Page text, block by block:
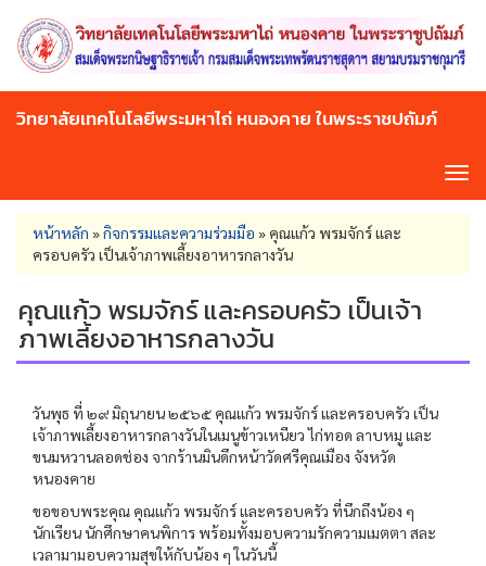
main
content
วิทยาลัยเทคโนโลยีพระมหาไถ่ หนองคาย ในพระราชปถัมภ์
You
are
here
หน้าหลัก »กิจกรรมและความร่วมมือ » คุณแก้ว พรมจักร์ และ
ครอบครัว เป็นเจ้าภาพเลี้ยงอาหารกลางวัน
คุณแก้ว พรมจักร์ และครอบครัว เป็นเจ้า
ภาพเลี้ยงอาหารกลางวัน
วันพุธ ที่ ๒๙ มิถุนายน ๒๕๖๕ คุณแก้ว พรมจักร์ และครอบครัว เป็น
เจ้าภาพเลี้ยงอาหารกลางวันในเมนูข้าวเหนียว ไก่ทอด ลาบหมู และ
ขนมหวานลอดช่อง จากร้านมินดึกหน้าวัดศรีคุณเมือง จังหวัด
หนองคาย
ขอขอบพระคุณ คุณแก้ว พรมจักร์ และครอบครัว ที่นึกถึงน้อง ๆ
นักเรียน นักศึกษาคนพิการ พร้อมทั้งมอบความรักความเมตตา สละ
เวลามามอบความสุขให้กับน้อง ๆ ในวันนี้